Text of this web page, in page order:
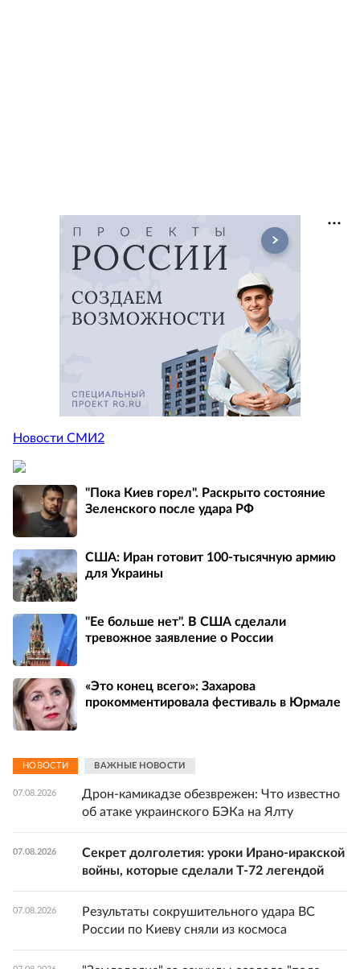
Новости СМИ2
"Пока Киев горел". Раскрыто состояние
Зеленского после удара РФ
США: Иран готовит 100-тысячную армию
для Украины
"Ее больше нет". В США сделали
тревожное заявление о России
«Это конец всего»: Захарова
прокомментировала фестиваль в Юрмале
НОВОСТИ ВАЖНЫЕ НОВОСТИ
07.08.2026
Дрон-камикадзе обезврежен: Что известно
об атаке украинского БЭКа на Ялту
07.08.2026
Секрет долголетия: уроки Ирано-иракской
войны, которые сделали Т-72 легендой
07.08.2026
Результаты сокрушительного удара ВС
России по Киеву сняли из космоса